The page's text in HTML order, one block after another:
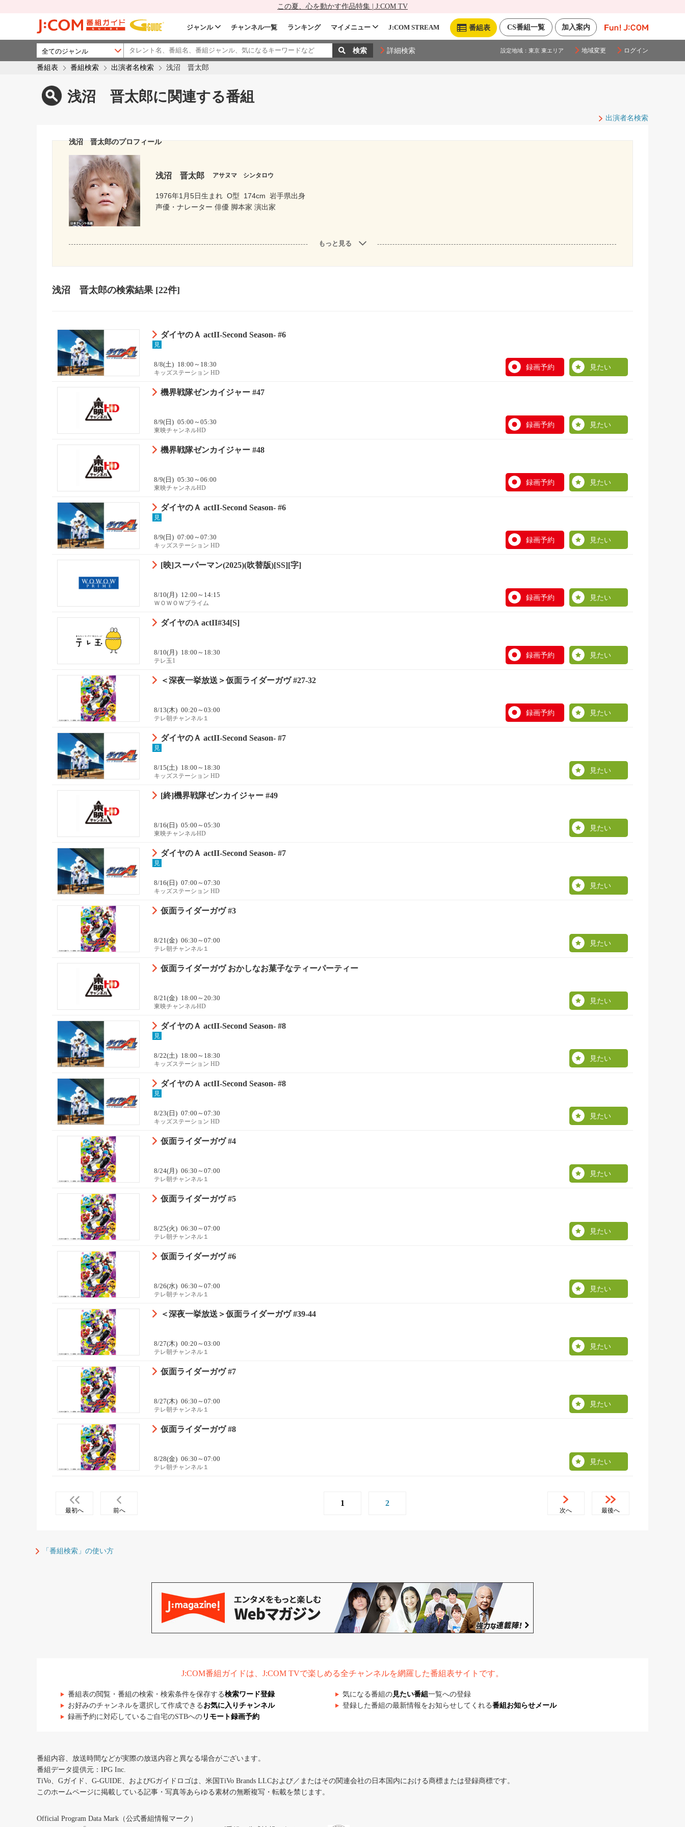
この夏、心を動かす作品特集 | J:COM TV
加入案内
CS番組一覧
番組表
ジャンル チャンネル一覧 ランキング マイメニュー J:COM STREAM
詳細検索 設定地域： 東京 東エリア 地域変更 ログイン
番組表 番組検索 出演者名検索 浅沼 晋太郎
浅沼 晋太郎に関連する番組
出演者名検索
浅沼 晋太郎のプロフィール
浅沼 晋太郎 アサヌマ シンタロウ
1976年1月5日生まれ O型 174cm 岩手県出身
声優・ナレーター 俳優 脚本家 演出家
もっと見る
浅沼 晋太郎の検索結果 [22件]
ダイヤのＡ actII-Second Season- #6
見
8/8(土) 18:00～18:30
キッズステーション HD
録画予約 見たい
機界戦隊ゼンカイジャー #47
8/9(日) 05:00～05:30
東映チャンネルHD
録画予約 見たい
機界戦隊ゼンカイジャー #48
8/9(日) 05:30～06:00
東映チャンネルHD
録画予約 見たい
ダイヤのＡ actII-Second Season- #6
見
8/9(日) 07:00～07:30
キッズステーション HD
録画予約 見たい
[映]スーパーマン(2025)(吹替版)[SS][字]
8/10(月) 12:00～14:15
ＷＯＷＯＷプライム
録画予約 見たい
ダイヤのA actII#34[S]
8/10(月) 18:00～18:30
テレ玉1
録画予約 見たい
＜深夜一挙放送＞仮面ライダーガヴ #27-32
8/13(木) 00:20～03:00
テレ朝チャンネル１
録画予約 見たい
ダイヤのＡ actII-Second Season- #7
見
8/15(土) 18:00～18:30
キッズステーション HD
見たい
[終]機界戦隊ゼンカイジャー #49
8/16(日) 05:00～05:30
東映チャンネルHD
見たい
ダイヤのＡ actII-Second Season- #7
見
8/16(日) 07:00～07:30
キッズステーション HD
見たい
仮面ライダーガヴ #3
8/21(金) 06:30～07:00
テレ朝チャンネル１
見たい
仮面ライダーガヴ おかしなお菓子なティーパーティー
8/21(金) 18:00～20:30
東映チャンネルHD
見たい
ダイヤのＡ actII-Second Season- #8
見
8/22(土) 18:00～18:30
キッズステーション HD
見たい
ダイヤのＡ actII-Second Season- #8
見
8/23(日) 07:00～07:30
キッズステーション HD
見たい
仮面ライダーガヴ #4
8/24(月) 06:30～07:00
テレ朝チャンネル１
見たい
仮面ライダーガヴ #5
8/25(火) 06:30～07:00
テレ朝チャンネル１
見たい
仮面ライダーガヴ #6
8/26(水) 06:30～07:00
テレ朝チャンネル１
見たい
＜深夜一挙放送＞仮面ライダーガヴ #39-44
8/27(木) 00:20～03:00
テレ朝チャンネル１
見たい
仮面ライダーガヴ #7
8/27(木) 06:30～07:00
テレ朝チャンネル１
見たい
仮面ライダーガヴ #8
8/28(金) 06:30～07:00
テレ朝チャンネル１
見たい
最初へ 前へ
1 2
次へ 最後へ
「番組検索」の使い方
J:COM番組ガイドは、J:COM TVで楽しめる全チャンネルを網羅した番組表サイトです。
番組表の閲覧・番組の検索・検索条件を保存する検索ワード登録 気になる番組の見たい番組 一覧への登録
お好みのチャンネルを選択して作成できる お気に入りチャンネル 登録した番組の最新情報をお知らせしてくれる番組お知らせメール
録画予約に対応しているご自宅のSTBへの リモート録画予約
番組内容、放送時間などが実際の放送内容と異なる場合がございます。
番組データ提供元：IPG Inc.
TiVo、Gガイド、G-GUIDE、およびGガイドロゴは、米国TiVo Brands LLCおよび／またはその関連会社の日本国内における商標または登録商標です。
このホームページに掲載している記事・写真等あらゆる素材の無断複写・転載を禁じます。
Official Program Data Mark（公式番組情報マーク）